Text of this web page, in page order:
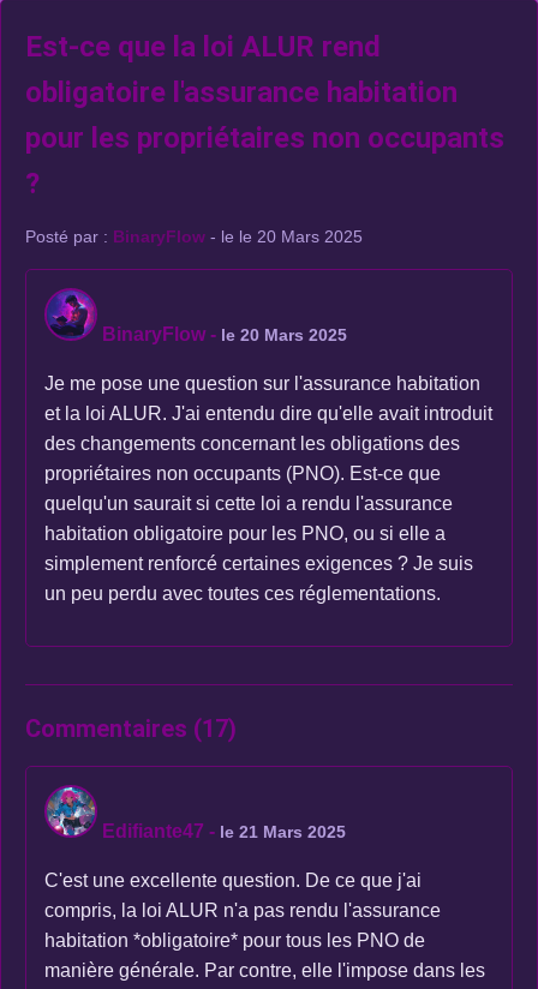
Est-ce que la loi ALUR rend
obligatoire l'assurance habitation
pour les propriétaires non occupants
?
Posté par : BinaryFlow - le le 20 Mars 2025
BinaryFlow- le 20 Mars 2025
Je me pose une question sur l'assurance habitation
et la loi ALUR. J'ai entendu dire qu'elle avait introduit
des changements concernant les obligations des
propriétaires non occupants (PNO). Est-ce que
quelqu'un saurait si cette loi a rendu l'assurance
habitation obligatoire pour les PNO, ou si elle a
simplement renforcé certaines exigences ? Je suis
un peu perdu avec toutes ces réglementations.
Commentaires (17)
Edifiante47 - le 21 Mars 2025
C'est une excellente question. De ce que j'ai
compris, la loi ALUR n'a pas rendu l'assurance
habitation *obligatoire* pour tous les PNO de
manière générale. Par contre, elle l'impose dans les